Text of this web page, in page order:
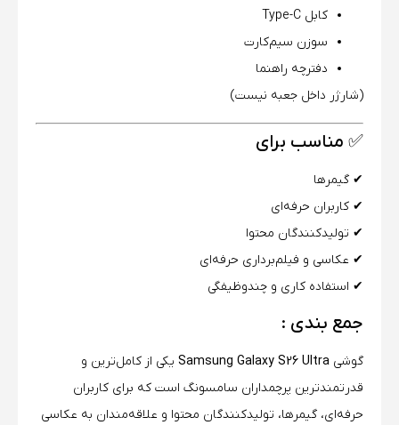
کابل Type-C
سوزن سیم‌کارت
دفترچه راهنما
(شارژر داخل جعبه نیست)
✅ مناسب برای
✔ گیمرها
✔ کاربران حرفه‌ای
✔ تولیدکنندگان محتوا
✔ عکاسی و فیلم‌برداری حرفه‌ای
✔ استفاده کاری و چندوظیفگی
جمع بندی :
گوشی Samsung Galaxy S26 Ultra یکی از کامل‌ترین و
قدرتمندترین پرچمداران سامسونگ است که برای کاربران
حرفه‌ای، گیمرها، تولیدکنندگان محتوا و علاقه‌مندان به عکاسی